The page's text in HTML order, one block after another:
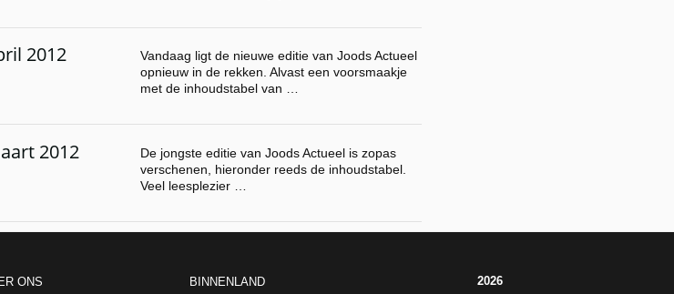
2012
Vandaag ligt de nieuwe editie van Joods Actueel
opnieuw in de rekken. Alvast een voorsmaakje
met de inhoudstabel van …
2012
De jongste editie van Joods Actueel is zopas
verschenen, hieronder reeds de inhoudstabel.
Veel leesplezier …
ONS
BINNENLAND
2026